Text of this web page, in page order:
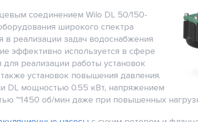
соединением Wilo DL 50/150-
широкого спектра
в реализации задач водоснабжения
эффективно используется в сфере
реализации работы установок
установок повышения давления.
DL мощностью 0.55 кВт, напряжением
~1450 об/мин даже при повышенных